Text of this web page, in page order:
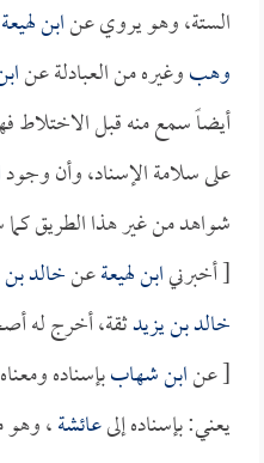
الستة، وهو يروي عنابن لهيعة
وهبوغيره من العبادلة عن
أيضاً سمع منه قبل الاختلاط
على سلامة الإسناد، وأن وجود
شواهد من غير هذا الطريق كما
[ أخبرنيابن لهيعةعنخالد
خالد بن يزيدثقة، أخرج له
[ عنابن شهاببإسناده
يعني: بإسناده إلىعائشة، وهو